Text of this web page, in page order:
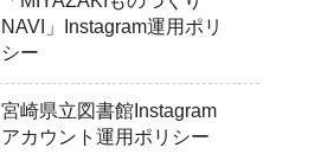
NAVI」Instagram運用ポリ
シー
宮崎県立図書館Instagram
アカウント運用ポリシー